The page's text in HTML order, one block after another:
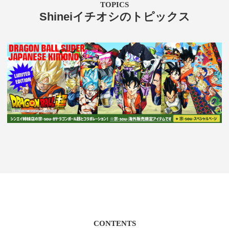
TOPICS
Shineiイチオシのトピックス
CONTENTS